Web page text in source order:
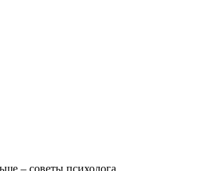
– советы психолога